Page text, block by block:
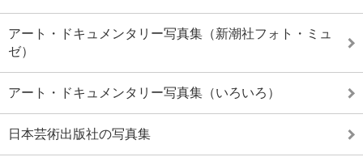
アート・ドキュメンタリー写真集（新潮社フォト・ミュ
ゼ）
アート・ドキュメンタリー写真集（いろいろ）
日本芸術出版社の写真集